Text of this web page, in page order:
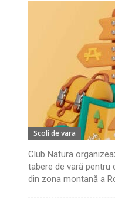
Scoli de vara
Club Natura
tabere de vară pentru
din zona montană a